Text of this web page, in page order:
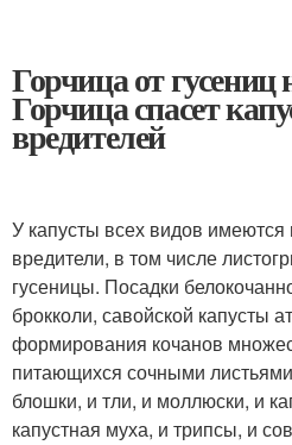
Горчица от гусениц
Горчица спасет
вредителей
У капусты всех видов
вредители, в том числе
гусеницы. Посадки
брокколи, савойской капусты
формирования кочанов
питающихся сочными
блошки, и тли, и моллюски, и
капустная муха, и трипсы, и